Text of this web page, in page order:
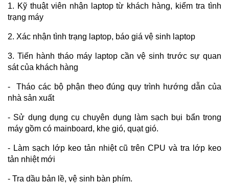
1. Kỹ thuật viên nhận laptop từ khách hàng, kiểm tra tình
trạng máy
2. Xác nhận tình trạng laptop, báo giá vệ sinh laptop
3. Tiến hành tháo máy laptop cần vệ sinh trước sự quan
sát của khách hàng
-  Tháo các bộ phận theo đúng quy trình hướng dẫn của
nhà sản xuất
- Sử dụng dụng cụ chuyên dụng làm sạch bụi bẩn trong
máy gồm có mainboard, khe gió, quạt gió.
- Làm sạch lớp keo tản nhiệt cũ trên CPU và tra lớp keo
tản nhiệt mới
- Tra dầu bản lề, vệ sinh bàn phím.